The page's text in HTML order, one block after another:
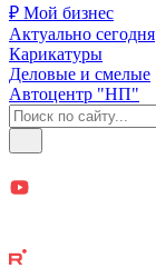
₽ Мой бизнес
Актуально сегодня
Карикатуры
Деловые и смелые
Автоцентр "НП"